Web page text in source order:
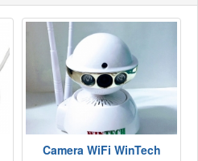
Camera WiFi WinTech